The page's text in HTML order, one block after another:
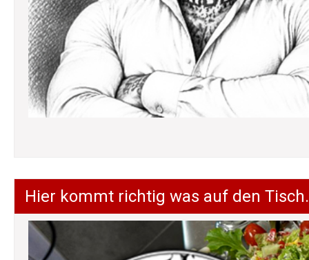
Hier kommt richtig was auf den Tisch.